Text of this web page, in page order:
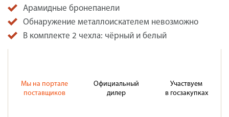
Арамидные бронепанели
Обнаружение металлоискателем невозможно
В комплекте 2 чехла: чёрный и белый
Мы на портале
поставщиков
Официальный
дилер
Участвуем
в госзакупках